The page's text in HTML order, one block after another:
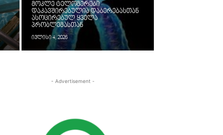
მოკლე ტელომერები
დაკავშირებულია დაბერებასთან
ასოცირებულ ყველა
პრობლემასთან
ივლისი 4, 2026
- Advertisement -